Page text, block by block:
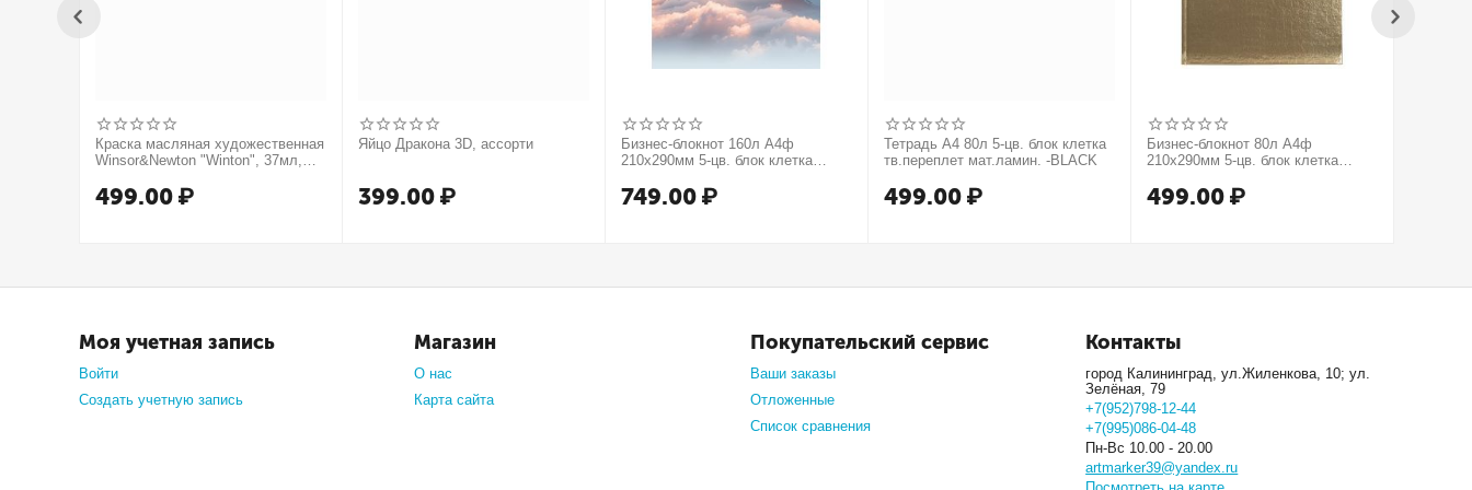
Краска масляная художественная
Winsor&Newton "Winton", 37мл,
499.00 ₽
Яйцо Дракона 3D, ассорти
399.00 ₽
Бизнес-блокнот 160л А4ф
210х290мм 5-цв. блок клетка
мат.ламин. -В моменте
749.00 ₽
Тетрадь А4 80л 5-цв. блок клетка
тв.переплет мат.ламин. -BLACK
499.00 ₽
Бизнес-блокнот 80л А4ф
210х290мм 5-цв. блок клетка
МЕТАЛЛИК серия Золото
499.00 ₽
Моя учетная запись
Войти
Создать учетную запись
Магазин
О нас
Карта сайта
Покупательский сервис
Ваши заказы
Отложенные
Список сравнения
Контакты
город Калининград, ул.Жиленкова, 10; ул.
Зелёная, 79
+7(952)798-12-44
+7(995)086-04-48
Пн-Вс 10.00 - 20.00
artmarker39@yandex.ru